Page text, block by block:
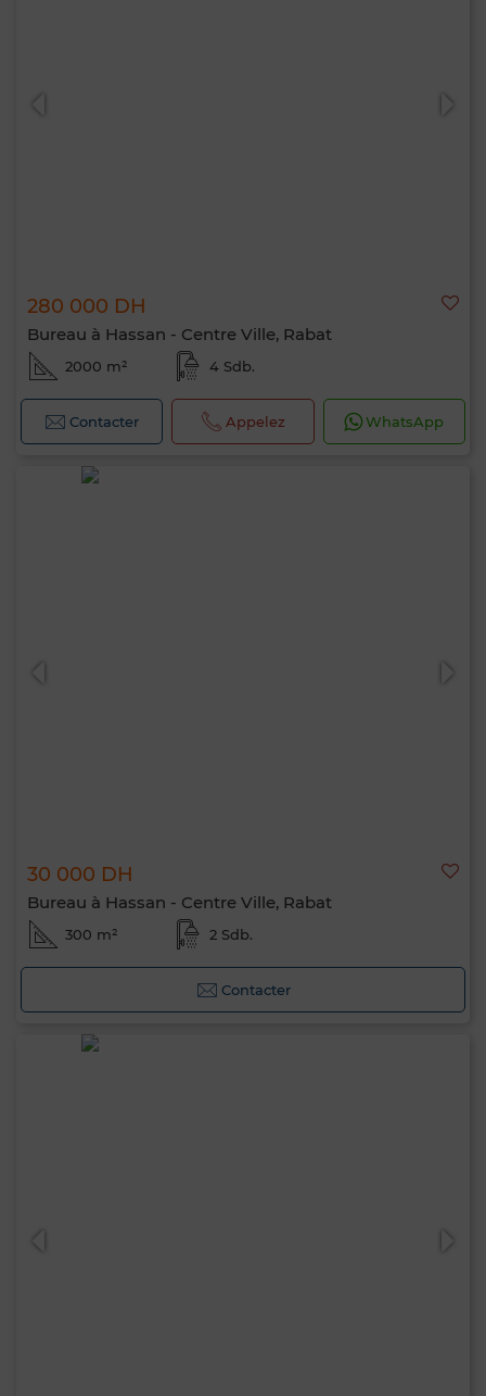
280 000 DH
Bureau à Hassan - Centre Ville, Rabat
2000 m² 4 Sdb.
Contacter Appelez WhatsApp
30 000 DH
Bureau à Hassan - Centre Ville, Rabat
300 m² 2 Sdb.
Contacter